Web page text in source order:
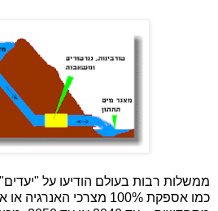
ממשלות רבות בעולם הודיעו על